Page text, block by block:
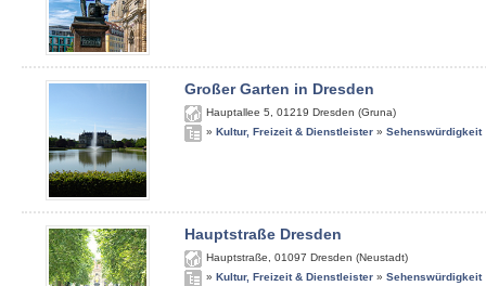
Großer Garten in Dresden
Hauptallee 5 01219 Dresden (Gruna)
» Kultur, Freizeit & Dienstleister » Sehenswürdigkeit
Hauptstraße Dresden
Hauptstraße 01097 Dresden (Neustadt)
» Kultur, Freizeit & Dienstleister » Sehenswürdigkeit